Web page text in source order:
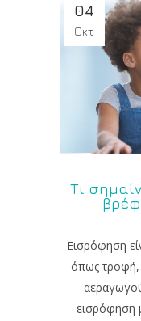
04
Οκτ
Τι
Εισρόφηση
όπως τροφή,
εισρόφηση